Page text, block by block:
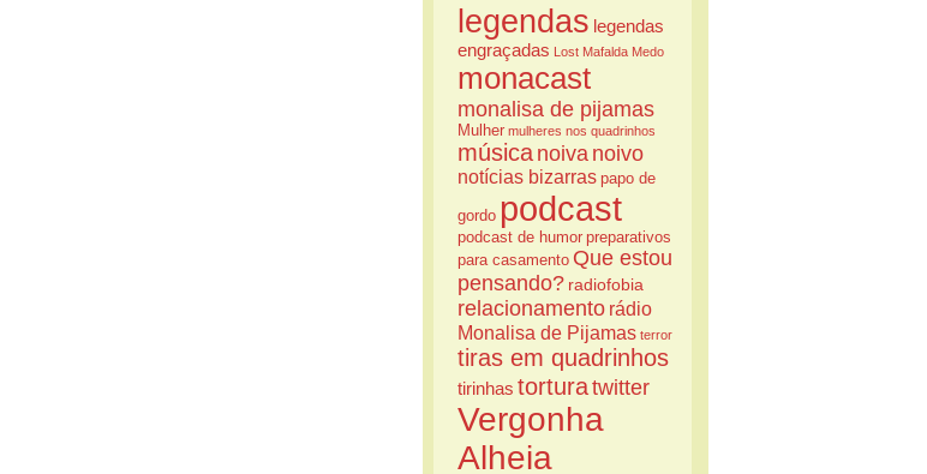
legendas legendas
engraçadas Lost Mafalda Medo
monacast
monalisa de pijamas
Mulher mulheres nos quadrinhos
música noiva noivo
notícias bizarras papo de
gordo podcast
podcast de humor preparativos
para casamento Que estou
pensando? radiofobia
relacionamento rádio
Monalisa de Pijamas terror
tiras em quadrinhos
tirinhas torturatwitter
Vergonha
Alheia